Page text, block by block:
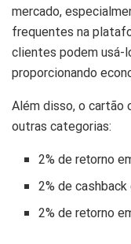
mercado,
frequentes na
clientes podem usá-
proporcionando
Além disso, o
outras categorias:
2% de retorno
2% de
2% de retorno